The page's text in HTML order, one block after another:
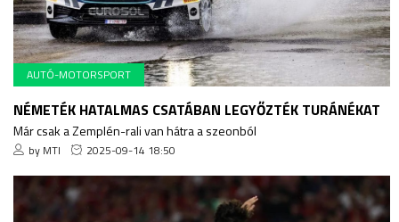
AUTÓ-MOTORSPORT
NÉMETÉK HATALMAS CSATÁBAN LEGYŐZTÉK TURÁNÉKAT
Már csak a Zemplén-rali van hátra a szeonból
by MTI 2025-09-14 18:50